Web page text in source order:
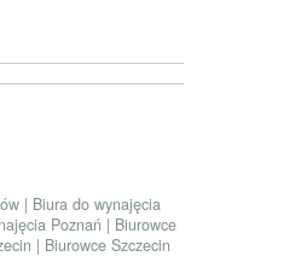
| Biura do wynajęcia
Poznań | Biurowce
| Biurowce Szczecin